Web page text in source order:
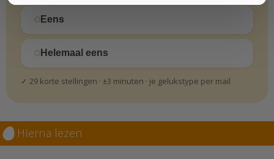
Eens
Helemaal eens
✓ 29 korte stellingen · ±3 minuten · je gelukstype per mail
Hierna lezen